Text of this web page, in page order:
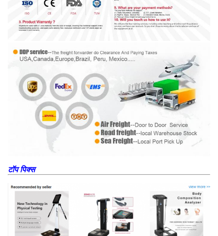
टॉप पिक्स